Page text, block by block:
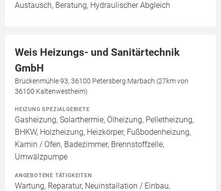
Austausch, Beratung, Hydraulischer Abgleich
Weis Heizungs- und Sanitärtechnik
GmbH
Brückenmühle 93, 36100 Petersberg Marbach (27km von
36100 Kaltenwestheim)
HEIZUNG SPEZIALGEBIETE
Gasheizung, Solarthermie, Ölheizung, Pelletheizung,
BHKW, Holzheizung, Heizkörper, Fußbodenheizung,
Kamin / Ofen, Badezimmer, Brennstoffzelle,
Umwälzpumpe
ANGEBOTENE TÄTIGKEITEN
Wartung, Reparatur, Neuinstallation / Einbau,